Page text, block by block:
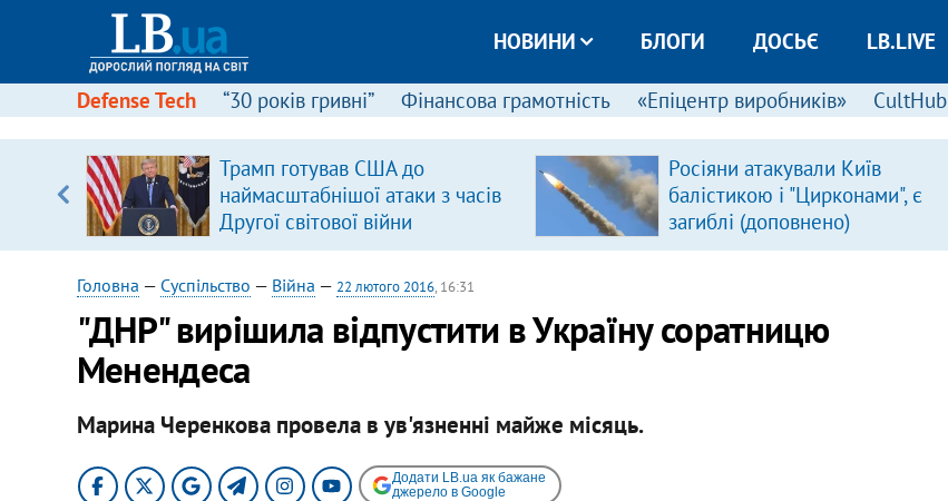
НОВИНИ БЛОГИ ДОСЬЄ LB.LIVE
Defense Tech “30 років гривні” Фінансова грамотність «Епіцентр виробників» CultHub
Трамп готував США до
наймасштабнішої атаки з часів
Другої світової війни
Росіяни атакували Київ
балістикою і "Цирконами", є
загиблі (доповнено)
Головна — Суспільство — Війна — 22 лютого 2016, 16:31
"ДНР" вирішила відпустити в Україну соратницю
Менендеса
Марина Черенкова провела в ув'язненні майже місяць.
Додати LB.ua як бажане
джерело в Google